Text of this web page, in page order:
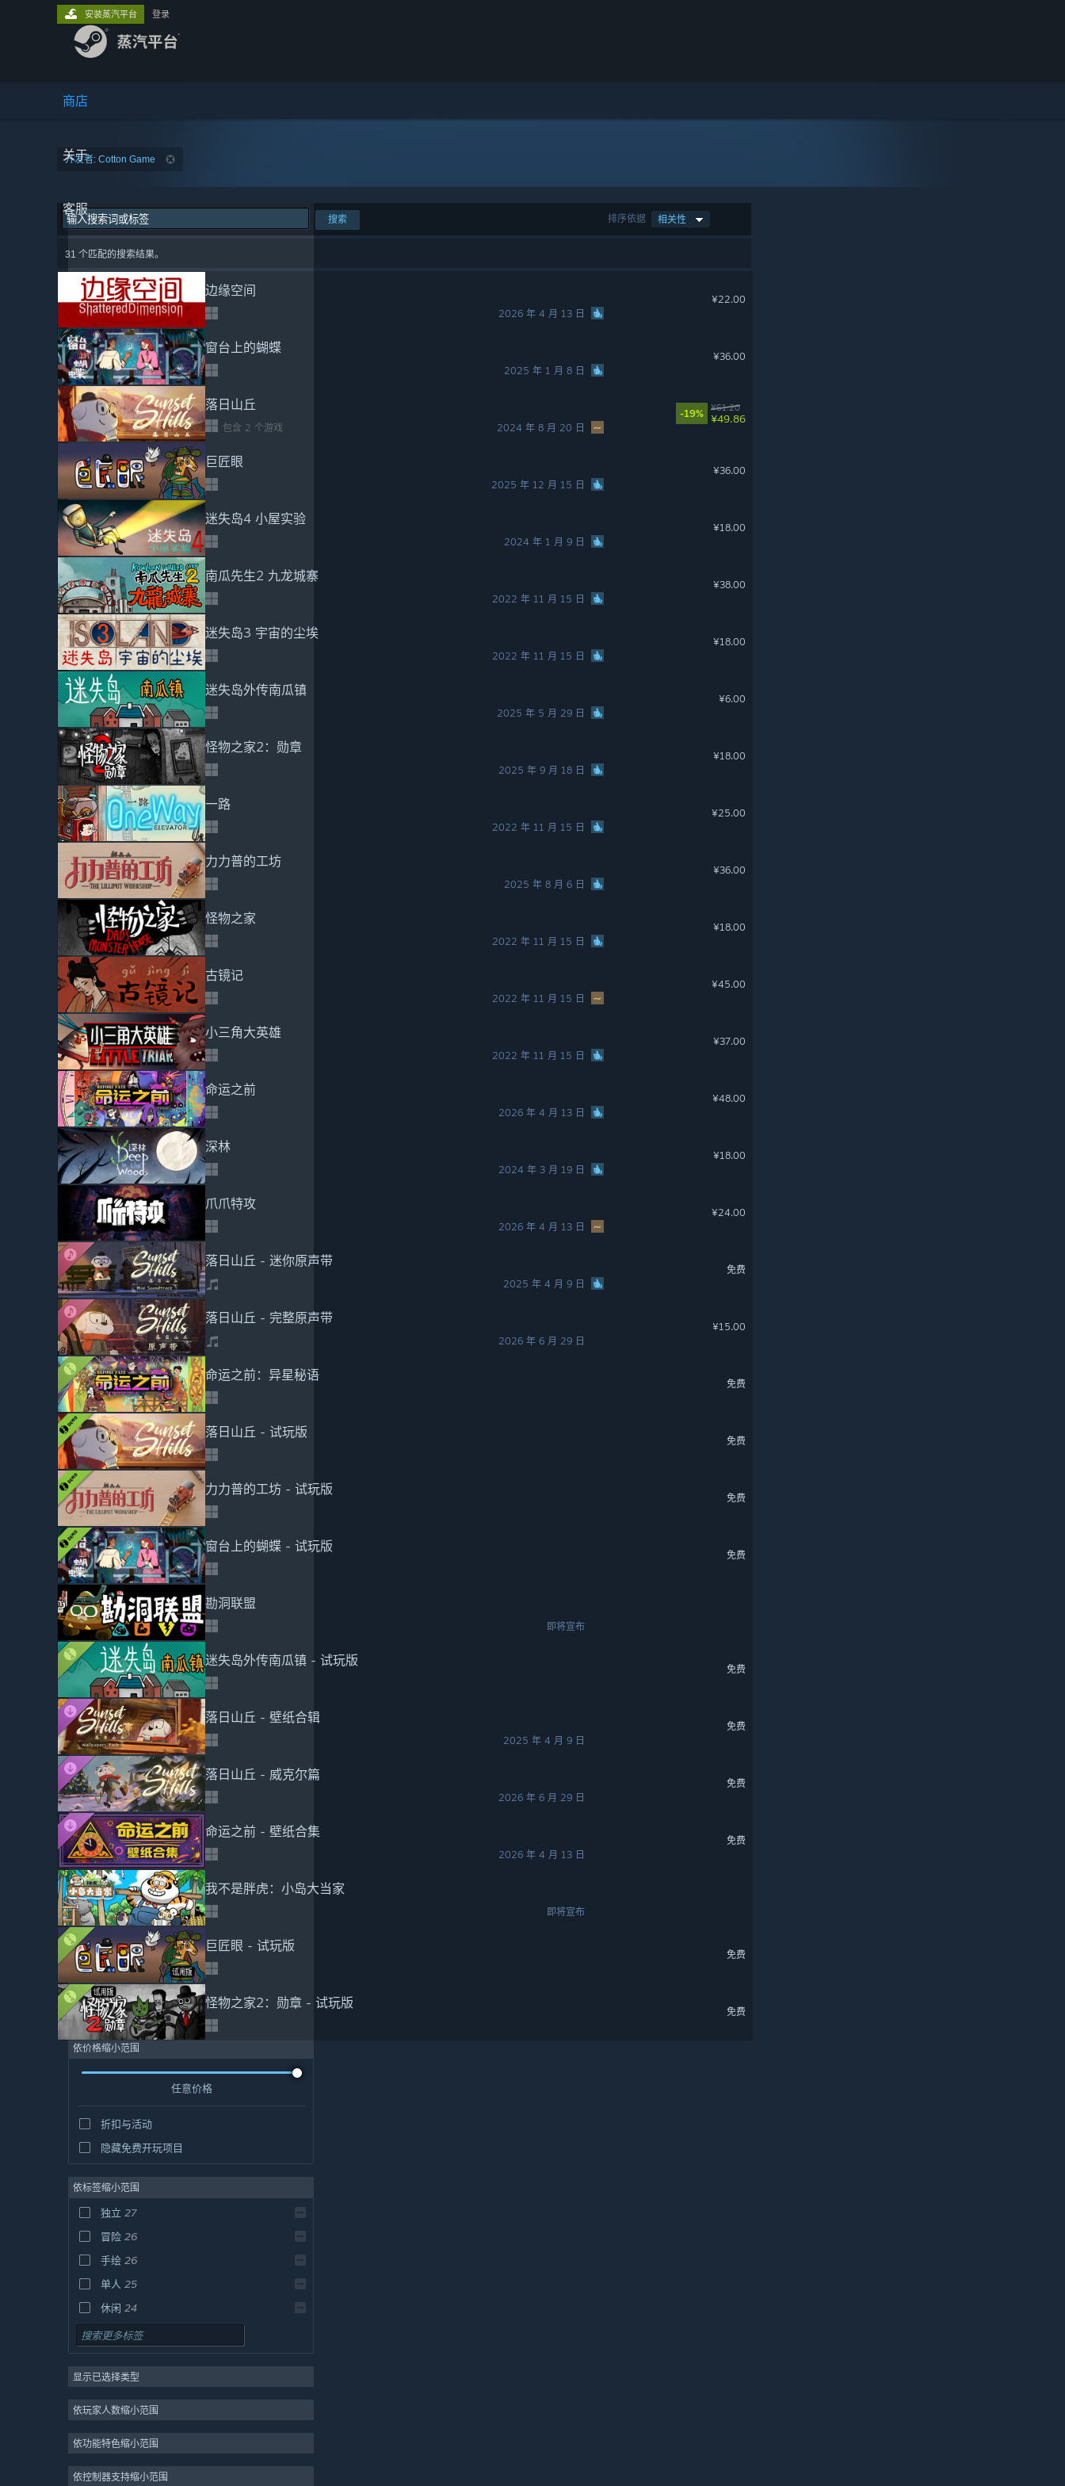
商店
关于
客服
安装蒸汽平台 登录
开发者: Cotton Game
排序依据 相关性
搜索
31 个匹配的搜索结果。
边缘空间
2026 年 4 月 13 日
¥22.00
窗台上的蝴蝶
2025 年 1 月 8 日
¥36.00
落日山丘
包含 2 个游戏 2024 年 8 月 20 日
-19%
¥61.20
¥49.86
巨匠眼
2025 年 12 月 15 日
¥36.00
迷失岛4 小屋实验
2024 年 1 月 9 日
¥18.00
南瓜先生2 九龙城寨
2022 年 11 月 15 日
¥38.00
迷失岛3 宇宙的尘埃
2022 年 11 月 15 日
¥18.00
迷失岛外传南瓜镇
2025 年 5 月 29 日
¥6.00
怪物之家2：勋章
2025 年 9 月 18 日
¥18.00
一路
2022 年 11 月 15 日
¥25.00
力力普的工坊
2025 年 8 月 6 日
¥36.00
怪物之家
2022 年 11 月 15 日
¥18.00
古镜记
2022 年 11 月 15 日
¥45.00
小三角大英雄
2022 年 11 月 15 日
¥37.00
命运之前
2026 年 4 月 13 日
¥48.00
深林
2024 年 3 月 19 日
¥18.00
爪爪特攻
2026 年 4 月 13 日
¥24.00
落日山丘 - 迷你原声带
2025 年 4 月 9 日
免费
落日山丘 - 完整原声带
2026 年 6 月 29 日
¥15.00
命运之前：异星秘语
免费
落日山丘 - 试玩版
免费
力力普的工坊 - 试玩版
免费
窗台上的蝴蝶 - 试玩版
免费
勘洞联盟
即将宣布
迷失岛外传南瓜镇 - 试玩版
免费
落日山丘 - 壁纸合辑
2025 年 4 月 9 日
免费
落日山丘 - 威克尔篇
2026 年 6 月 29 日
免费
命运之前 - 壁纸合集
2026 年 4 月 13 日
免费
我不是胖虎：小岛大当家
即将宣布
巨匠眼 - 试玩版
免费
怪物之家2：勋章 - 试玩版
免费
依价格缩小范围
任意价格
折扣与活动
隐藏免费开玩项目
依标签缩小范围
独立 27
冒险 26
手绘 26
单人 25
休闲 24
解谜 23
探索 22
2D 17
可爱 14
角色扮演 13
显示已选择类型
依玩家人数缩小范围
依功能特色缩小范围
依控制器支持缩小范围